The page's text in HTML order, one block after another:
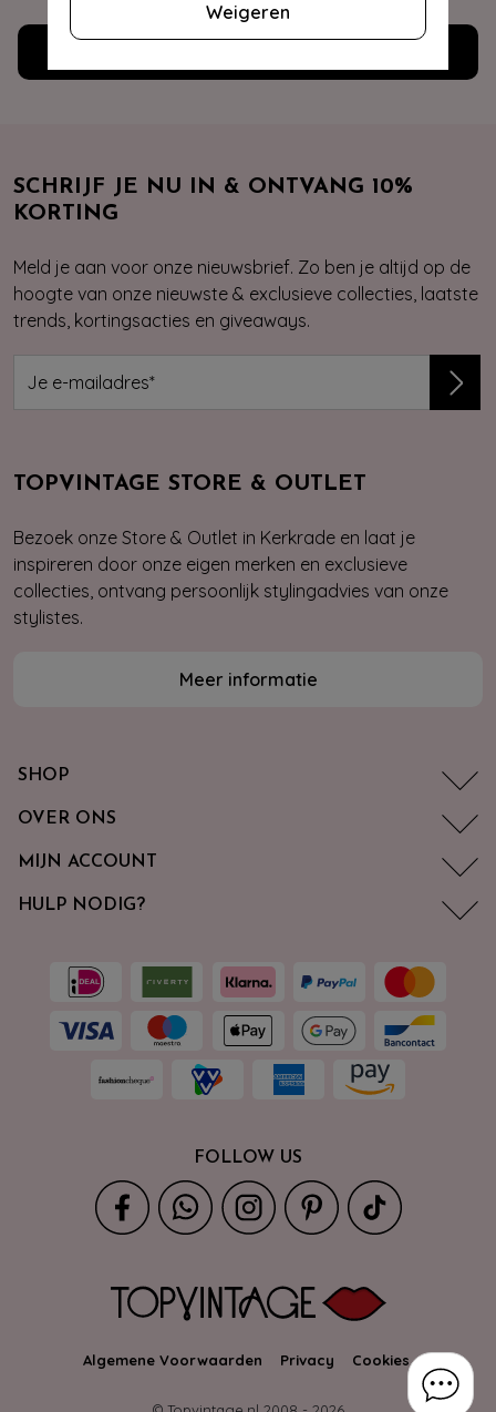
Weigeren
SCHRIJF JE NU IN & ONTVANG 10%
KORTING
Meld je aan voor onze nieuwsbrief. Zo ben je altijd op de
hoogte van onze nieuwste & exclusieve collecties, laatste
trends, kortingsacties en giveaways.
TOPVINTAGE STORE & OUTLET
Bezoek onze Store & Outlet in Kerkrade en laat je
inspireren door onze eigen merken en exclusieve
collecties, ontvang persoonlijk stylingadvies van onze
stylistes.
Meer informatie
SHOP
OVER ONS
MIJN ACCOUNT
HULP NODIG?
FOLLOW US
Algemene Voorwaarden Privacy Cookies